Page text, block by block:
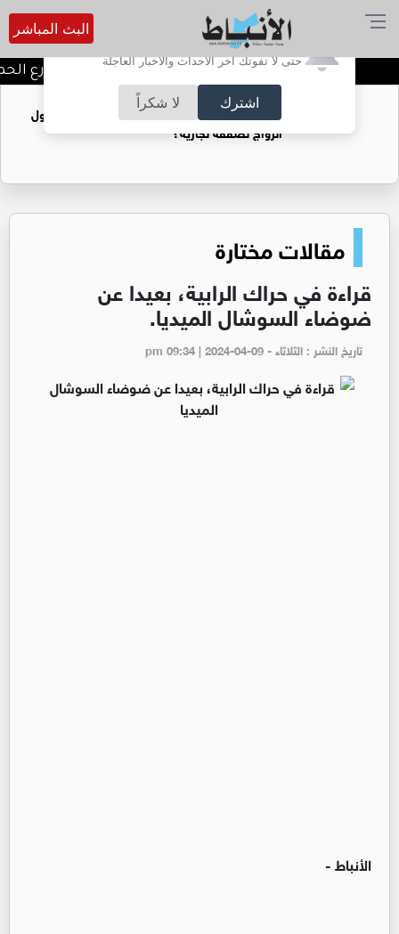
أترغب في تفعيل الإشعارات؟
حتى لا تفوتك آخر الأحداث والأخبار العاجلة
اشترك لا شكراً
البث المباشر
توقيف شبكات دعارة في شارع الحمرا
فتيات يستغللنه لتحقيق مكاسب مادية.. هل تحول
الزواج لصفقة تجارية؟
مقالات مختارة
قراءة في حراك الرابية، بعيدا عن
ضوضاء السوشال الميديا.
تاريخ النشر : الثلاثاء - pm 09:34 | 2024-04-09
الأنباط -